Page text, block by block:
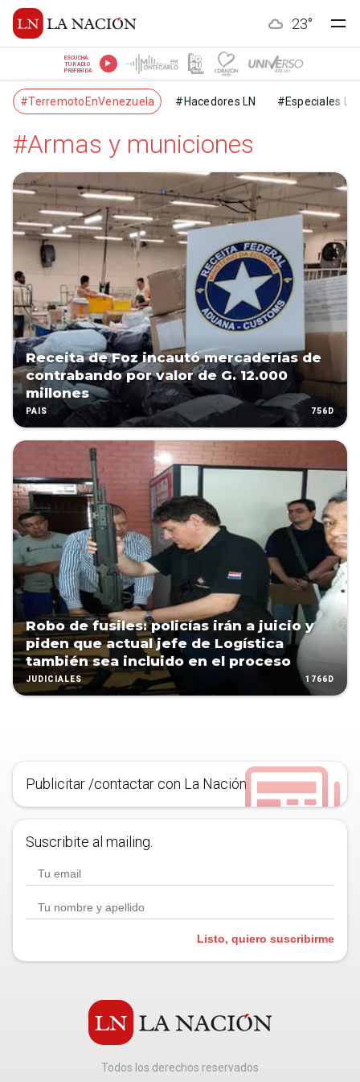
23°
ESCUCHÁ
TU RADIO
PREFERIDA
#TerremotoEnVenezuela #Hacedores LN #Especiales LN
#Armas y municiones
Receita de Foz incautó mercaderías de
contrabando por valor de G. 12.000
millones
PAÍS 756D
Robo de fusiles: policías irán a juicio y
piden que actual jefe de Logística
también sea incluido en el proceso
JUDICIALES 1766D
Publicitar /contactar con La Nación
Suscribite al mailing.
Listo, quiero suscribirme
Todos los derechos reservados